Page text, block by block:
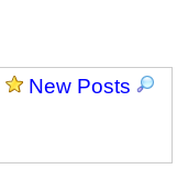
New Posts